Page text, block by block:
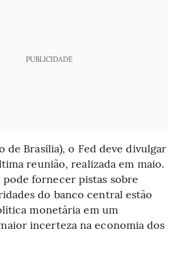
PUBLICIDADE
de Brasília), o Fed deve divulgar
reunião, realizada em maio.
fornecer pistas sobre
do banco central estão
monetária em um
incerteza na economia dos